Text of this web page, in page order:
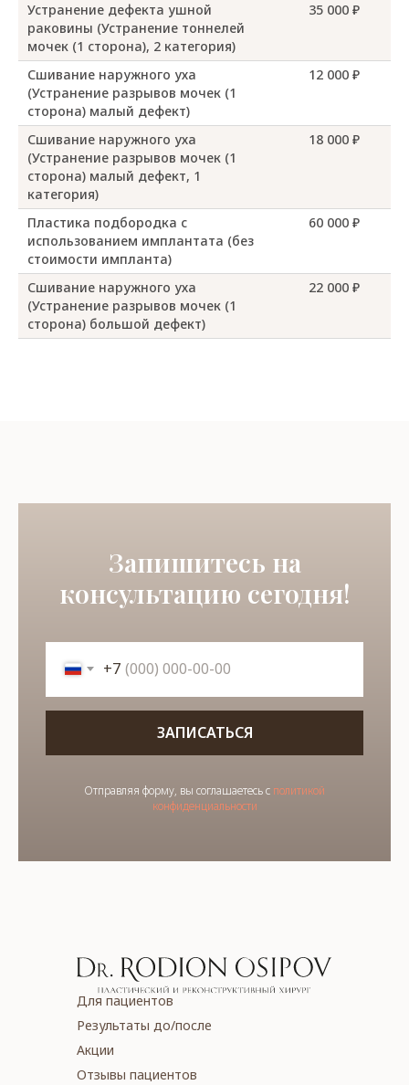
Устранение дефекта ушной
раковины (Устранение тоннелей
мочек (1 сторона), 2 категория)
35 000 ₽
Сшивание наружного уха
(Устранение разрывов мочек (1
сторона) малый дефект)
12 000 ₽
Сшивание наружного уха
(Устранение разрывов мочек (1
сторона) малый дефект, 1
категория)
18 000 ₽
Пластика подбородка с
использованием имплантата (без
стоимости импланта)
60 000 ₽
Сшивание наружного уха
(Устранение разрывов мочек (1
сторона) большой дефект)
22 000 ₽
Запишитесь на
консультацию сегодня!
+7
ЗАПИСАТЬСЯ
Отправляя форму, вы соглашаетесь с политикой
конфиденциальности
Для пациентов
Результаты до/поcле
Акции
Отзывы пациентов